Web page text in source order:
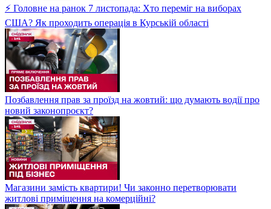
⚡ Головне на ранок 7 листопада: Хто переміг на виборах
США? Як проходить операція в Курській області
Позбавлення прав за проїзд на жовтий: що думають водії про
новий законопроєкт?
Магазини замість квартири! Чи законно перетворювати
житлові приміщення на комерційні?